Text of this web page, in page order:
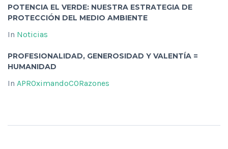
POTENCIA EL VERDE: NUESTRA ESTRATEGIA DE
PROTECCIÓN DEL MEDIO AMBIENTE
In Noticias
PROFESIONALIDAD, GENEROSIDAD Y VALENTÍA =
HUMANIDAD
In APROximandoCORazones